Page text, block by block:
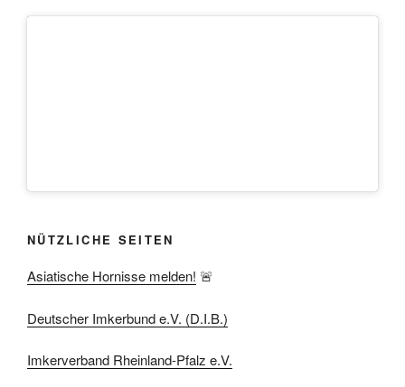
NÜTZLICHE SEITEN
Asiatische Hornisse melden! 🚨
Deutscher Imkerbund e.V. (D.I.B.)
Imkerverband Rheinland-Pfalz e.V.